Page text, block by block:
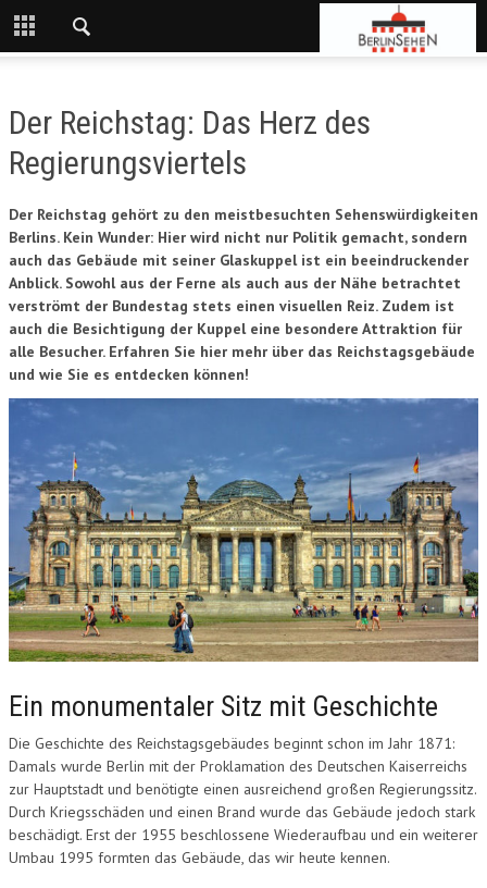
Der Reichstag: Das Herz des
Regierungsviertels
Der Reichstag gehört zu den meistbesuchten Sehenswürdigkeiten
Berlins. Kein Wunder: Hier wird nicht nur Politik gemacht, sondern
auch das Gebäude mit seiner Glaskuppel ist ein beeindruckender
Anblick. Sowohl aus der Ferne als auch aus der Nähe betrachtet
verströmt der Bundestag stets einen visuellen Reiz. Zudem ist
auch die Besichtigung der Kuppel eine besondere Attraktion für
alle Besucher. Erfahren Sie hier mehr über das Reichstagsgebäude
und wie Sie es entdecken können!
Ein monumentaler Sitz mit Geschichte
Die Geschichte des Reichstagsgebäudes beginnt schon im Jahr 1871:
Damals wurde Berlin mit der Proklamation des Deutschen Kaiserreichs
zur Hauptstadt und benötigte einen ausreichend großen Regierungssitz.
Durch Kriegsschäden und einen Brand wurde das Gebäude jedoch stark
beschädigt. Erst der 1955 beschlossene Wiederaufbau und ein weiterer
Umbau 1995 formten das Gebäude, das wir heute kennen.